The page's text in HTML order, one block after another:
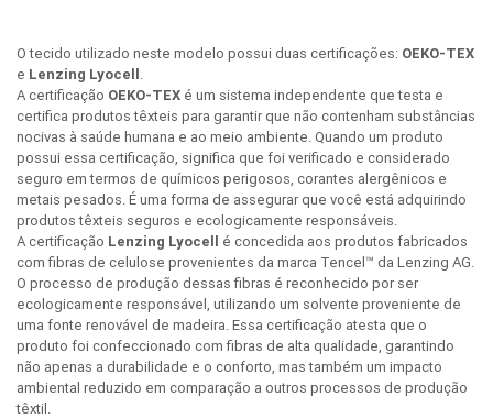
O tecido utilizado neste modelo possui duas certificações: OEKO-TEX
e Lenzing Lyocell.
A certificação OEKO-TEX é um sistema independente que testa e
certifica produtos têxteis para garantir que não contenham substâncias
nocivas à saúde humana e ao meio ambiente. Quando um produto
possui essa certificação, significa que foi verificado e considerado
seguro em termos de químicos perigosos, corantes alergênicos e
metais pesados. É uma forma de assegurar que você está adquirindo
produtos têxteis seguros e ecologicamente responsáveis.
A certificação Lenzing Lyocell é concedida aos produtos fabricados
com fibras de celulose provenientes da marca Tencel™ da Lenzing AG.
O processo de produção dessas fibras é reconhecido por ser
ecologicamente responsável, utilizando um solvente proveniente de
uma fonte renovável de madeira. Essa certificação atesta que o
produto foi confeccionado com fibras de alta qualidade, garantindo
não apenas a durabilidade e o conforto, mas também um impacto
ambiental reduzido em comparação a outros processos de produção
têxtil.